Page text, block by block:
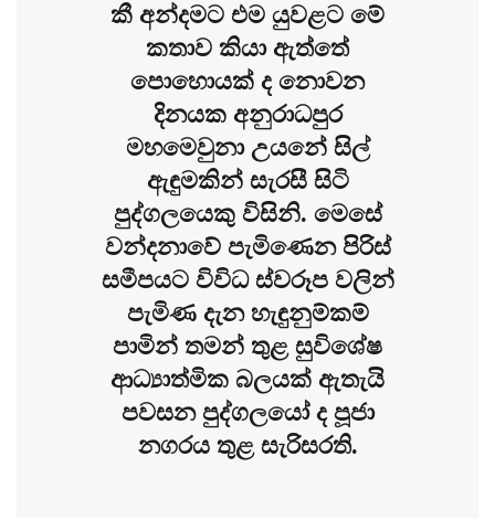
කී අන්දමට එම යුවළට මේ
කතාව කියා ඇත්තේ
පොහොයක් ද නොවන
දිනයක අනුරාධපුර
මහමෙවුනා උයනේ සිල්
ඇඳුමකින් සැරසී සිටි
පුද්ගලයෙකු විසිනි. මෙසේ
වන්දනාවේ පැමිණෙන පිරිස්
සමීපයට විවිධ ස්වරූප වලින්
පැමිණ දැන හැඳුනුම්කම්
පාමින් තමන් තුළ සුවිශේෂ
ආධ්‍යාත්මික බලයක් ඇතැයි
පවසන පුද්ගලයෝ ද පූජා
නගරය තුළ සැරිසරති.